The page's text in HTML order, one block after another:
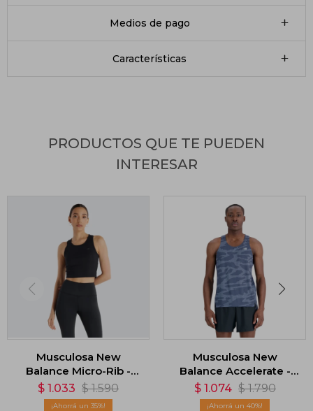
Medios de pago
Características
PRODUCTOS QUE TE PUEDEN
INTERESAR
Musculosa New
Balance Micro-Rib -
Negro
$ 1.033 $ 1.590
35
Musculosa New
Balance Accelerate -
Gris
$ 1.074 $ 1.790
40